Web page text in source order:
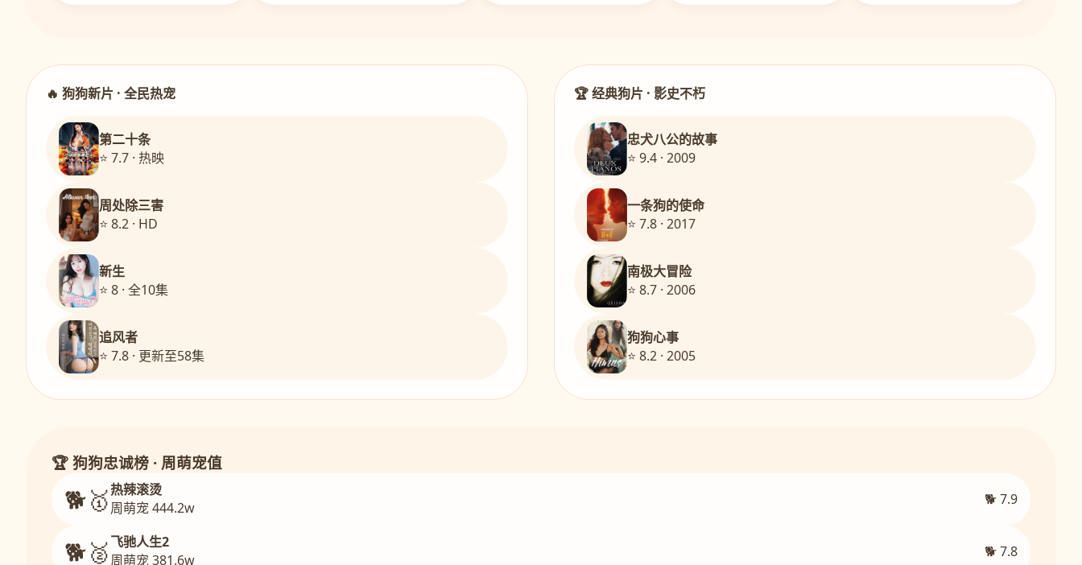
🔥 狗狗新片 · 全民热宠
第二十条
⭐ 7.7 · 热映
周处除三害
⭐ 8.2 · HD
新生
⭐ 8 · 全10集
追风者
⭐ 7.8 · 更新至58集
🏆 经典狗片 · 影史不朽
忠犬八公的故事
⭐ 9.4 · 2009
一条狗的使命
⭐ 7.8 · 2017
南极大冒险
⭐ 8.7 · 2006
狗狗心事
⭐ 8.2 · 2005
🏆 狗狗忠诚榜 · 周萌宠值
🐕🥇热辣滚烫
周萌宠 444.2w
🐕 7.9
🐕🥈飞驰人生2
周萌宠 381.6w
🐕 7.8